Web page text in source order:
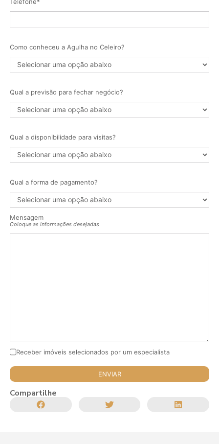
Como conheceu a Agulha no Celeiro?
Qual a previsão para fechar negócio?
Qual a disponibilidade para visitas?
Qual a forma de pagamento?
Mensagem
Coloque as informações desejadas
Receber imóveis selecionados por um especialista
Compartilhe